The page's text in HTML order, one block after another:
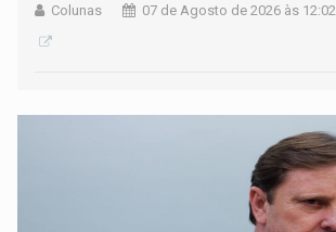
Colunas 07 de Agosto de 2026 às 12:02